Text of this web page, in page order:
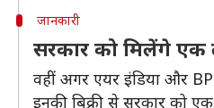
जानकारी
सरकार को मिलेंगे एक
वहीं अगर एयर इंडिया और
इनकी बिक्री से सरकार को